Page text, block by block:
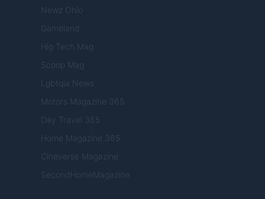
Newz Ohio
Gameland
Hig Tech Mag
Scoop Mag
Lgbtqia News
Motors Magazine 365
Day Travel 365
Home Magazine 365
Cineverse Magazine
SecondHomeMagazine